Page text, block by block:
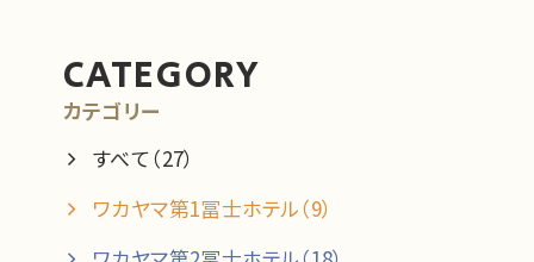
CATEGORY
カテゴリー
すべて（27）
ワカヤマ第1冨士ホテル（9）
お問い合わせ
ワカヤマ第1冨士ホテル
プラン一覧を見る
ワカヤマ第2冨士ホテル
プラン一覧を見る
ワカヤマ第2冨士ホテルプラン一覧